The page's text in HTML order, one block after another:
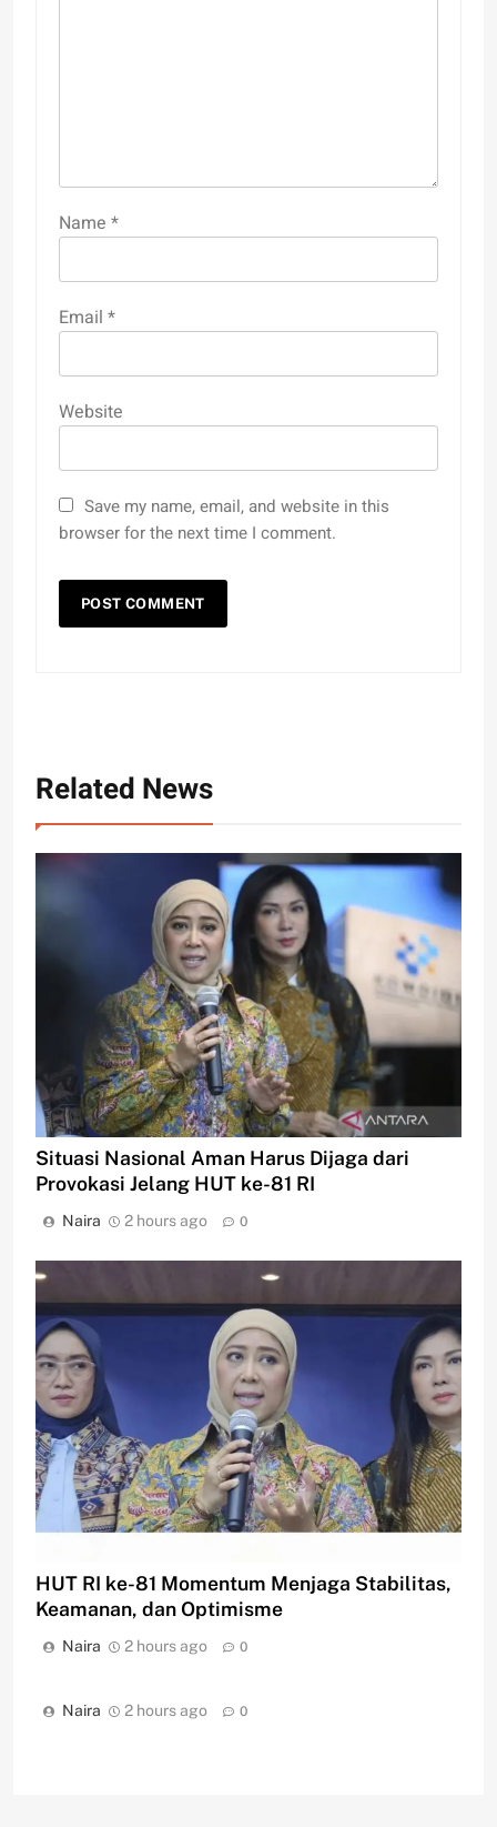
Name *
Email *
Website
Save my name, email, and website in this
browser for the next time I comment.
Related News
Situasi Nasional Aman Harus Dijaga dari
Provokasi Jelang HUT ke-81 RI
Naira 2 hours ago 0
HUT RI ke-81 Momentum Menjaga Stabilitas,
Keamanan, dan Optimisme
Naira 2 hours ago 0
Naira 2 hours ago 0